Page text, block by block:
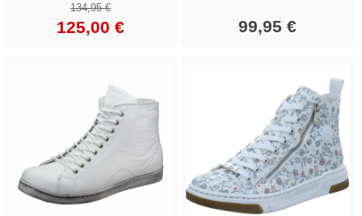
134,95 €
125,00 € 99,95 €